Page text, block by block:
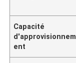
Capacité
d'approvisionnem
ent